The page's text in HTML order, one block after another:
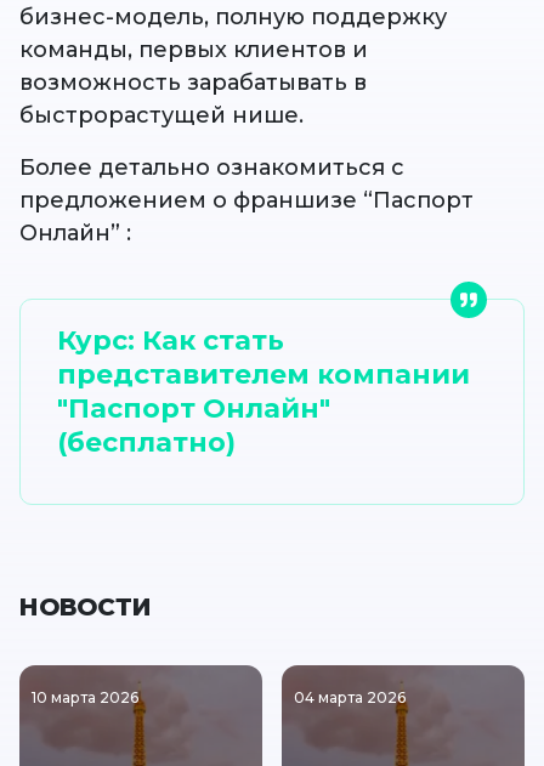
бизнес-модель, полную поддержку
команды, первых клиентов и
возможность зарабатывать в
быстрорастущей нише.
Более детально ознакомиться с
предложением о франшизе “Паспорт
Онлайн” :
Курс: Как стать
представителем компании
"Паспорт Онлайн"
(бесплатно)
НОВОСТИ
10 марта 2026 04 марта 2026